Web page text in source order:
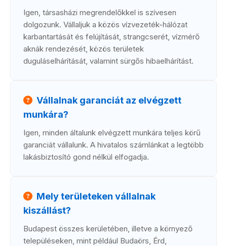
Igen, társasházi megrendelőkkel is szívesen
dolgozunk. Vállaljuk a közös vízvezeték-hálózat
karbantartását és felújítását, strangcserét, vízmérő
aknák rendezését, közös területek
duguláselhárítását, valamint sürgős hibaelhárítást.
Vállalnak garanciát az elvégzett
munkára?
Igen, minden általunk elvégzett munkára teljes körű
garanciát vállalunk. A hivatalos számlánkat a legtöbb
lakásbiztosító gond nélkül elfogadja.
Mely területeken vállalnak
kiszállást?
Budapest összes kerületében, illetve a környező
településeken, mint például Budaörs, Érd,